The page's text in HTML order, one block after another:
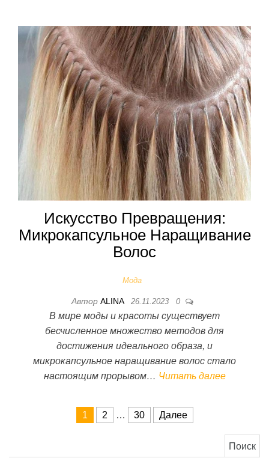
Искусство Превращения:
Микрокапсульное Наращивание
Волос
Мода
Автор ALINA 26.11.2023 0
В мире моды и красоты существует
бесчисленное множество методов для
достижения идеального образа, и
микрокапсульное наращивание волос стало
настоящим прорывом… Читать далее
Пагинация записей
1 2 … 30 Далее